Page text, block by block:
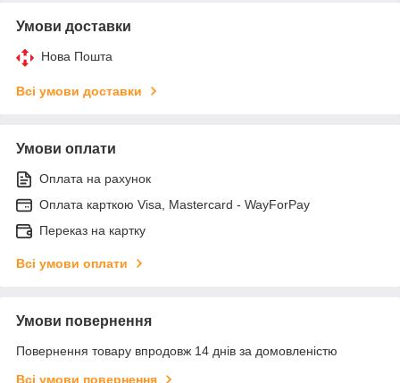
Умови доставки
Нова Пошта
Всі умови доставки
Умови оплати
Оплата на рахунок
Оплата карткою Visa, Mastercard - WayForPay
Переказ на картку
Всі умови оплати
Умови повернення
Повернення товару впродовж 14 днів за домовленістю
Всі умови повернення